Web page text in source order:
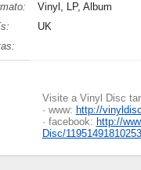
Vinyl, LP, Album
UK
Visite a Vinyl Disc
· www: http://
· facebook: http://
Disc/